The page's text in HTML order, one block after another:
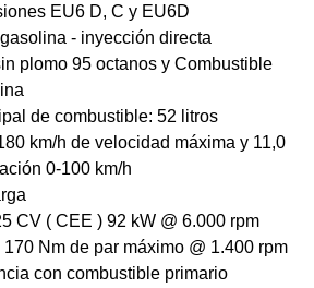
EU6 D, C y EU6D
- inyección directa
plomo 95 octanos y Combustible
de combustible: 52 litros
km/h de velocidad máxima y 11,0
0-100 km/h
CV ( CEE ) 92 kW @ 6.000 rpm
Nm de par máximo @ 1.400 rpm
con combustible primario